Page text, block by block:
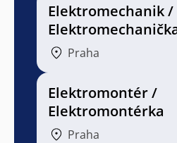
Elektromechanik /
Praha
Elektromontér /
Elektromontérka
Praha